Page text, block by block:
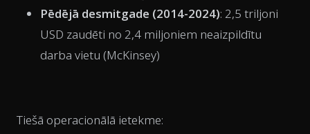
Pēdējā desmitgade (2014-2024): 2,5 triljoni
USD zaudēti no 2,4 miljoniem neaizpildītu
darba vietu (McKinsey)
Tiešā operacionālā ietekme: